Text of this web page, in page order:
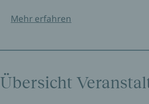
Mehr erfahren
Übersicht